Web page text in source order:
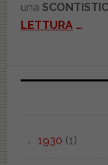
una
LETTURA…
1930 (1)